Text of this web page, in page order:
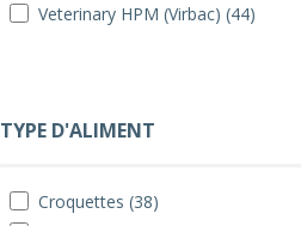
Veterinary HPM (Virbac) (44)
TYPE D'ALIMENT
Croquettes (38)